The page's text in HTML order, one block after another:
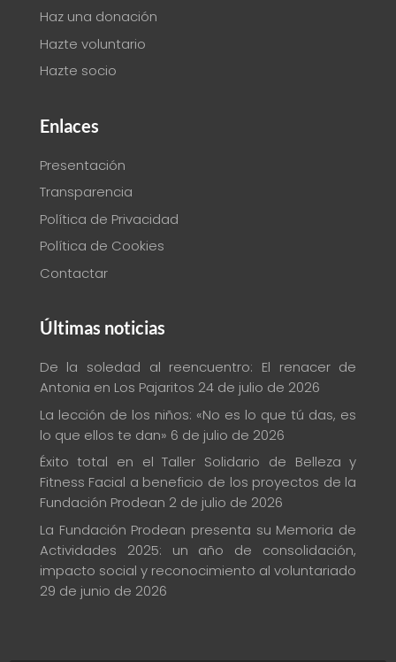
Haz una donación
Hazte voluntario
Hazte socio
Enlaces
Presentación
Transparencia
Política de Privacidad
Política de Cookies
Contactar
Últimas noticias
De la soledad al reencuentro: El renacer de
Antonia en Los Pajaritos 24 de julio de 2026
La lección de los niños: «No es lo que tú das, es
lo que ellos te dan» 6 de julio de 2026
Éxito total en el Taller Solidario de Belleza y
Fitness Facial a beneficio de los proyectos de la
Fundación Prodean 2 de julio de 2026
La Fundación Prodean presenta su Memoria de
Actividades 2025: un año de consolidación,
impacto social y reconocimiento al voluntariado
29 de junio de 2026